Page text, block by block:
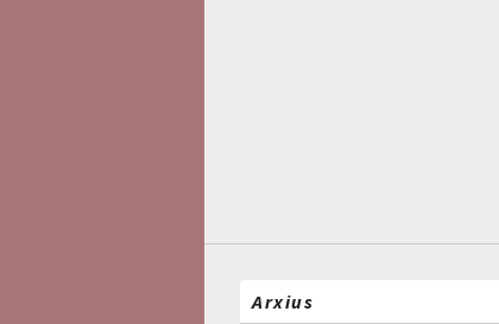
Arxius